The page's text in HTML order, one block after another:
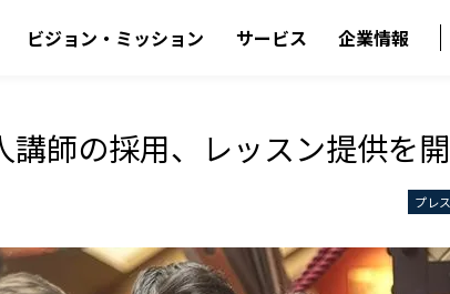
ビジョン・ミッション サービス 企業情報
講師の採用、レッスン提供を
プレ